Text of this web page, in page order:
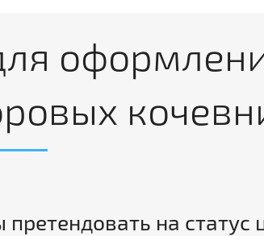
претендовать на статус